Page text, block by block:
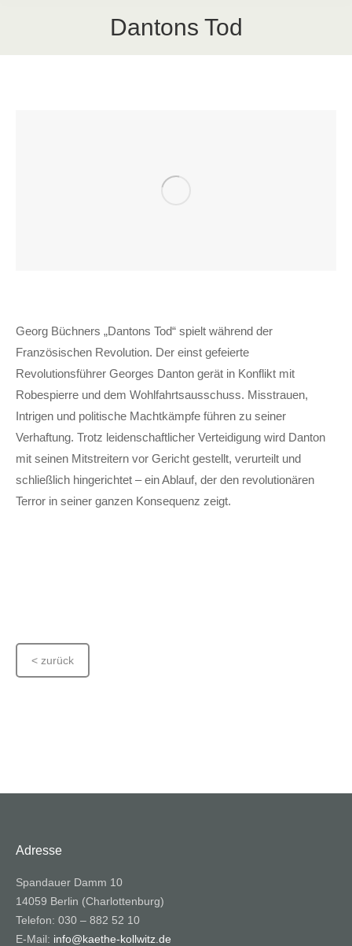
Dantons Tod
Georg Büchners „Dantons Tod“ spielt während der
Französischen Revolution. Der einst gefeierte
Revolutionsführer Georges Danton gerät in Konflikt mit
Robespierre und dem Wohlfahrtsausschuss. Misstrauen,
Intrigen und politische Machtkämpfe führen zu seiner
Verhaftung. Trotz leidenschaftlicher Verteidigung wird Danton
mit seinen Mitstreitern vor Gericht gestellt, verurteilt und
schließlich hingerichtet – ein Ablauf, der den revolutionären
Terror in seiner ganzen Konsequenz zeigt.
< zurück
Adresse
Spandauer Damm 10
14059 Berlin (Charlottenburg)
Telefon: 030 – 882 52 10
E-Mail: info@kaethe-kollwitz.de